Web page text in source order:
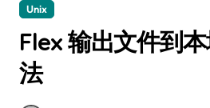
Unix
Flex 输出文件到
法